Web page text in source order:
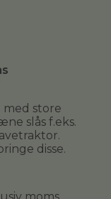
med store
slås f.eks.
disse.